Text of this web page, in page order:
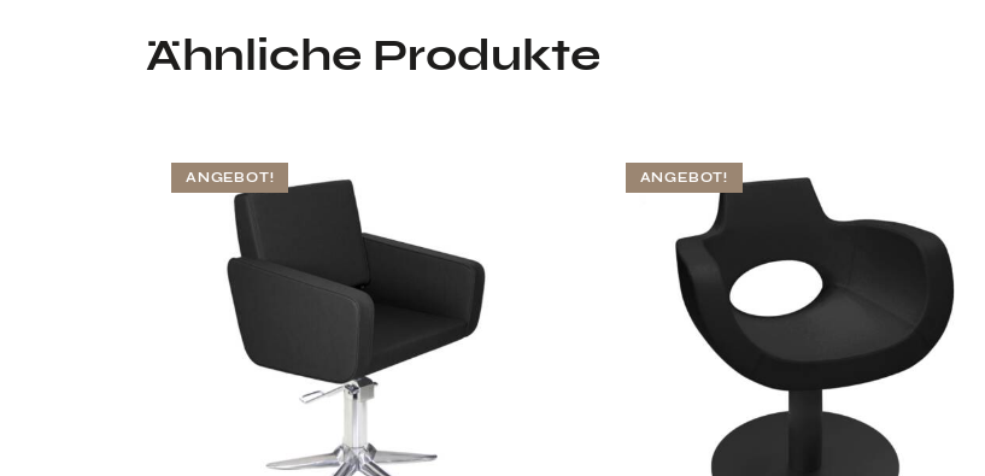
Ähnliche Produkte
ANGEBOT! ANGEBOT!